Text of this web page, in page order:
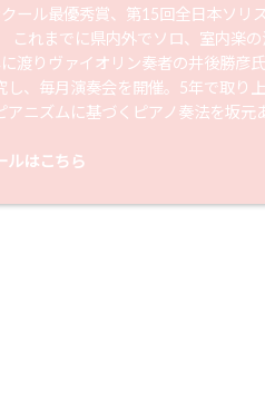
ール最優秀賞、第15回全日本ソリ
これまでに県内外でソロ、室内楽
渡りヴァイオリン奏者の井後勝彦
し、毎月演奏会を開催。5年で取り
アニズムに基づくピアノ奏法を坂元
ルはこちら